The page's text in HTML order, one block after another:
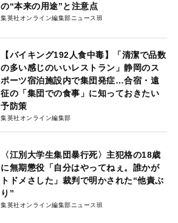
の“本来の用途”と注意点
集英社オンライン編集部ニュース班
【バイキング192人食中毒】「清潔で品数
の多い感じのいいレストラン」静岡のス
ポーツ宿泊施設内で集団発症…合宿・遠
征の「集団での食事」に知っておきたい
予防策
集英社オンライン編集部
〈江別大学生集団暴行死〉主犯格の18歳
に無期懲役「自分はやってねぇ。誰かが
トドメさした」裁判で明かされた“他責ぶ
り”
集英社オンライン編集部ニュース班